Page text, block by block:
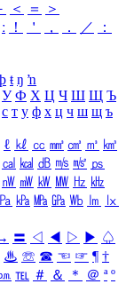
＜ ＝
＞
ː ！ ＇ ， ． ／
：
þ ŧ ŋ ŉ
У Ф Х Ц Ч Ш Щ Ъ
с т у ф х ц ч ш щ ъ
ℓ ㎘ ㏄ ㎣ ㎤ ㎥ ㎦
㎈ ㎉ ㏈ ㎧ ㎨ ㎰
㎻ ㎽ ㎾ ㎿ ㎐ ㎑
㎩ ㎪ ㎫ ㎬ ㏝ ㏐
㏓
〓 ◁ ◀ ▷ ▶ ♤
♨ ☏ ☎ ☜ ☞ ¶ †
℡ ＃ ＆ ＊ ＠ ª º